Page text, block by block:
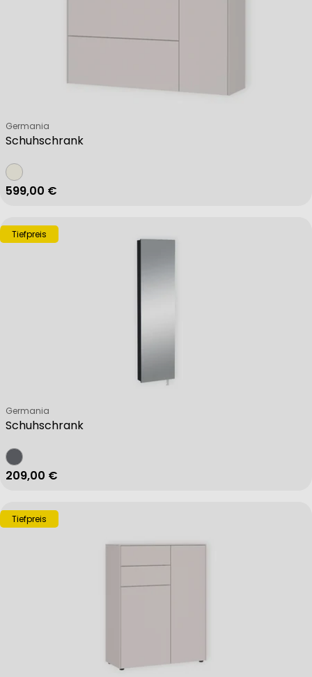
Schuhschrank
Verkäufer:
Germania
Regulärer Preis
599,00 €
Tiefpreis
Schuhschrank
Verkäufer:
Germania
Regulärer Preis
209,00 €
Tiefpreis